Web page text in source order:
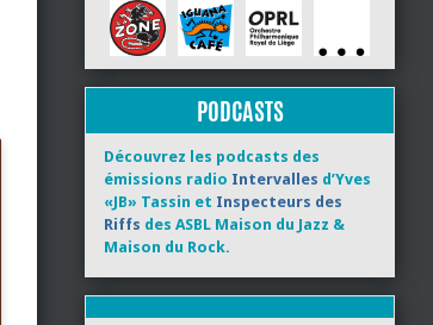
PODCASTS
Découvrez les podcasts des
émissions radio Intervalles d’Yves
«JB» Tassin et Inspecteurs des
Riffs des ASBL Maison du Jazz &
Maison du Rock.